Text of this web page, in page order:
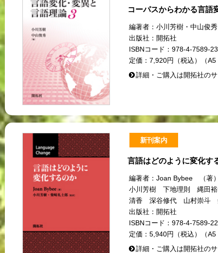
コーパスからわかる言語
編著者： 小川芳樹・中山俊
出版社： 開拓社
ISBNコード： 978-4-7589-
定価： 7,920円（税込）（
詳細・ご購入は開拓社の
新刊案内
言語はどのように変化す
編著者： Joan Bybee （著
小川芳樹 下地理則 縄田
清香 深谷修代 山村崇斗
出版社： 開拓社
ISBNコード： 978-4-7589-
定価： 5,940円（税込）（
詳細・ご購入は開拓社の